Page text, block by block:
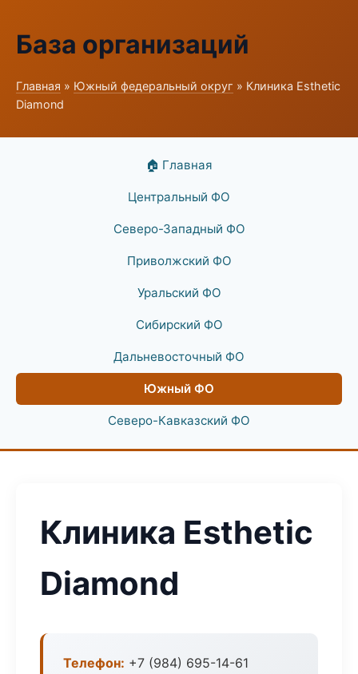
База организаций
Главная » Южный федеральный округ » Клиника Esthetic
Diamond
🏠 Главная
Центральный ФО
Северо-Западный ФО
Приволжский ФО
Уральский ФО
Сибирский ФО
Дальневосточный ФО
Южный ФО
Северо-Кавказский ФО
Клиника Esthetic
Diamond
Телефон: +7 (984) 695-14-61